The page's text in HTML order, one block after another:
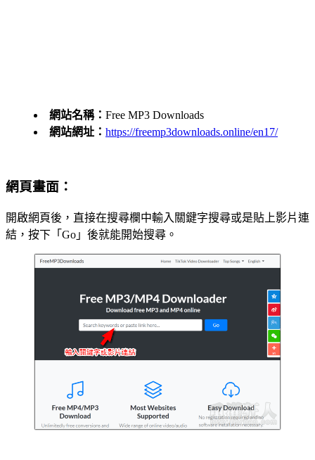
網站名稱： Free MP3 Downloads
網站網址： https://freemp3downloads.online/en17/
網頁畫面：
開啟網頁後，直接在搜尋欄中輸入關鍵字搜尋或是貼上影片連
結，按下「Go」後就能開始搜尋。